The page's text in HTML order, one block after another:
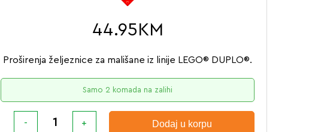
44.95 KM
Proširenja željeznice za mališane iz linije LEGO® DUPLO®.
Samo 2 komada na zalihi
Dodaj u korpu